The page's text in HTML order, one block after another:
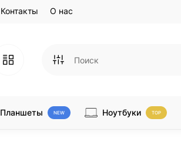
Контакты О нас
Планшеты NEW Ноутбуки TOP